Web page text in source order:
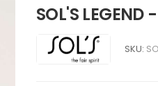
SOL'S LEGEND
SKU: